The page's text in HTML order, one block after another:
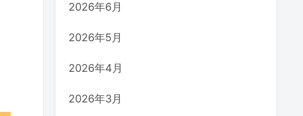
2026年6月
2026年5月
2026年4月
2026年3月